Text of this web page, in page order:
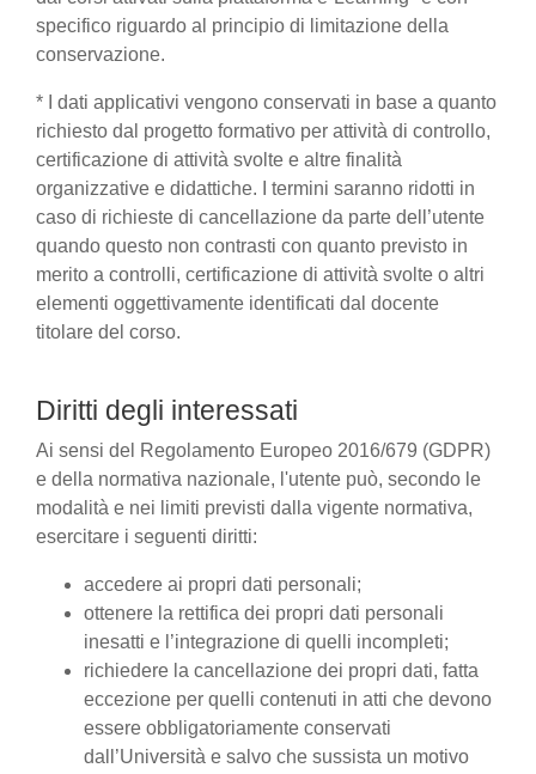
specifico riguardo al principio di limitazione della
conservazione.
* I dati applicativi vengono conservati in base a quanto
richiesto dal progetto formativo per attività di controllo,
certificazione di attività svolte e altre finalità
organizzative e didattiche. I termini saranno ridotti in
caso di richieste di cancellazione da parte dell’utente
quando questo non contrasti con quanto previsto in
merito a controlli, certificazione di attività svolte o altri
elementi oggettivamente identificati dal docente
titolare del corso.
Diritti degli interessati
Ai sensi del Regolamento Europeo 2016/679 (GDPR)
e della normativa nazionale, l'utente può, secondo le
modalità e nei limiti previsti dalla vigente normativa,
esercitare i seguenti diritti:
accedere ai propri dati personali;
ottenere la rettifica dei propri dati personali
inesatti e l’integrazione di quelli incompleti;
richiedere la cancellazione dei propri dati, fatta
eccezione per quelli contenuti in atti che devono
essere obbligatoriamente conservati
dall’Università e salvo che sussista un motivo